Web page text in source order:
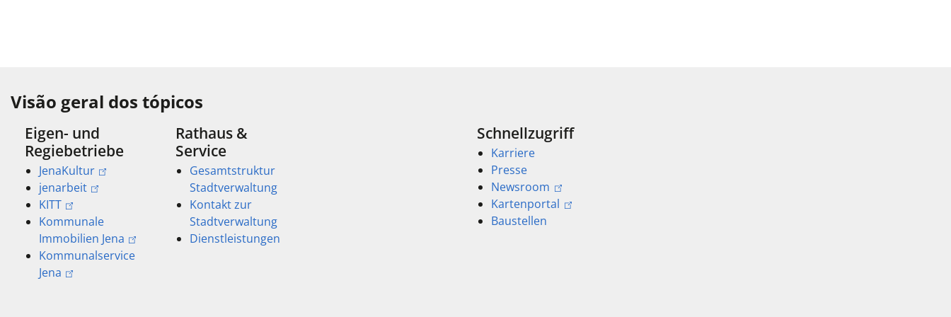
Visão geral dos tópicos
Eigen- und
Regiebetriebe
JenaKultur
jenarbeit
KITT
Kommunale
Immobilien Jena
Kommunalservice
Jena
Rathaus &
Service
Gesamtstruktur
Stadtverwaltung
Kontakt zur
Stadtverwaltung
Dienstleistungen
Schnellzugriff
Karriere
Presse
Newsroom
Kartenportal
Baustellen